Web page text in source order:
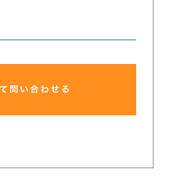
問い合わせる